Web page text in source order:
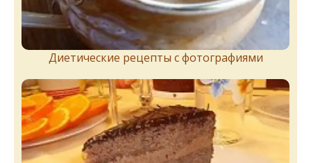
Диетические рецепты с фотографиями